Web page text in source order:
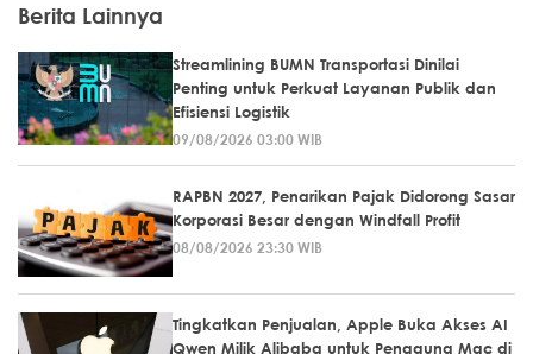
Berita Lainnya
Streamlining BUMN Transportasi Dinilai
Penting untuk Perkuat Layanan Publik dan
Efisiensi Logistik
09/08/2026 03:00 WIB
RAPBN 2027, Penarikan Pajak Didorong Sasar
Korporasi Besar dengan Windfall Profit
08/08/2026 23:30 WIB
Tingkatkan Penjualan, Apple Buka Akses AI
Qwen Milik Alibaba untuk Pengguna Mac di